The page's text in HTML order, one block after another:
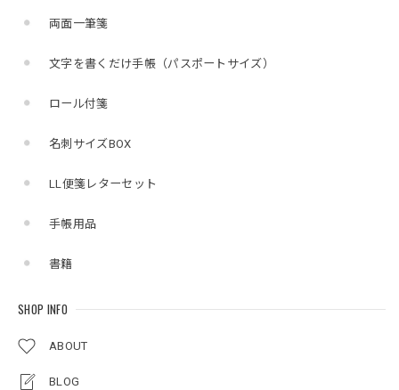
両面一筆箋
文字を書くだけ手帳（パスポートサイズ）
ロール付箋
名刺サイズBOX
LL便箋レターセット
手帳用品
書籍
SHOP INFO
ABOUT
BLOG